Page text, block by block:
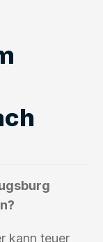
kann teuer